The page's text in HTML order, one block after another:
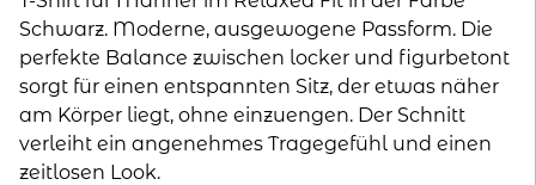
Schwarz
-
Print
"Anders
Normal"
Menge
Schwarz. Moderne, ausgewogene Passform. Die
perfekte Balance zwischen locker und figurbetont
sorgt für einen entspannten Sitz, der etwas näher
am Körper liegt, ohne einzuengen. Der Schnitt
verleiht ein angenehmes Tragegefühl und einen
zeitlosen Look.